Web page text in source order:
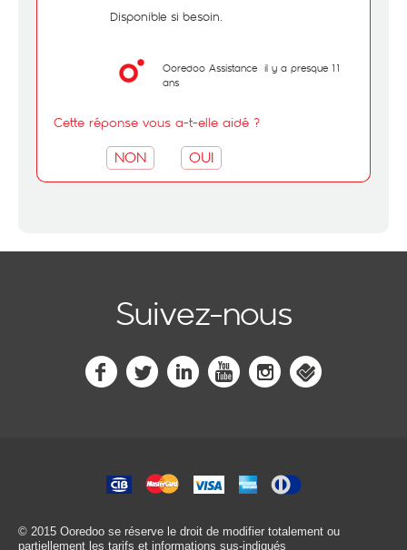
Disponible si besoin.
Ooredoo Assistance il y a presque 11
ans
Cette réponse vous a-t-elle aidé ?
NON OUI
Suivez-nous
© 2015 Ooredoo se réserve le droit de modifier totalement ou
partiellement les tarifs et informations sus-indiqués